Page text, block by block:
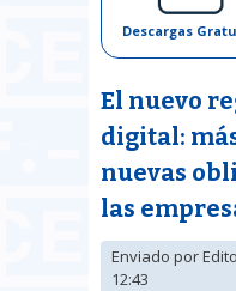
Descargas
El nuevo
digital:
nuevas
las
Enviado por
12:43